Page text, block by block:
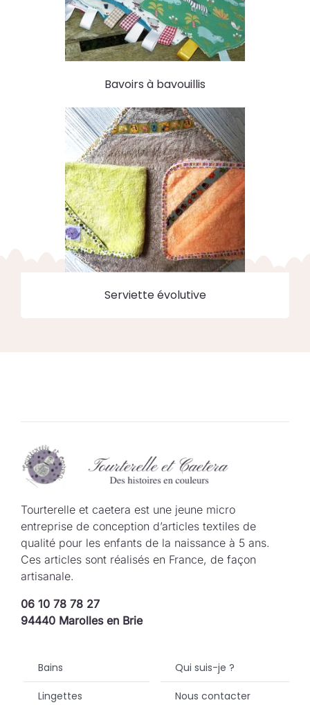
Bavoirs à bavouillis
Serviette évolutive
Tourterelle et caetera est une jeune micro
entreprise de conception d’articles textiles de
qualité pour les enfants de la naissance à 5 ans.
Ces articles sont réalisés en France, de façon
artisanale.
06 10 78 78 27
94440 Marolles en Brie
Bains
Lingettes
Qui suis-je ?
Nous contacter